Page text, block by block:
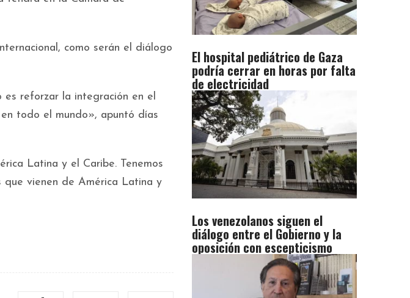
como serán el diálogo
reforzar la integración en el
todo el mundo», apuntó días
Latina y el Caribe. Tenemos
que vienen de América Latina y
El hospital pediátrico de Gaza
podría cerrar en horas por falta
de electricidad
Los venezolanos siguen el
diálogo entre el Gobierno y la
oposición con escepticismo